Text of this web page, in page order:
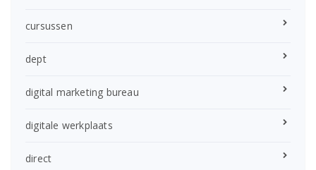
cursussen
dept
digital marketing bureau
digitale werkplaats
direct